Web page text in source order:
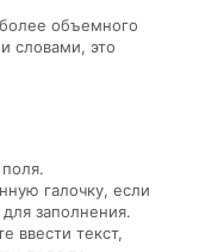
объемного
словами, это
галочку, если
заполнения.
ввести текст,